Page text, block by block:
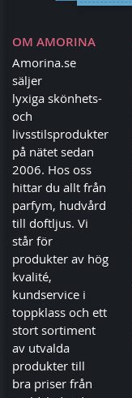
OM AMORINA
Amorina.se
säljer
lyxiga skönhets-
och
livsstilsprodukter
på nätet sedan
2006. Hos oss
hittar du allt från
parfym, hudvård
till doftljus. Vi
står för
produkter av hög
kvalité,
kundservice i
toppklass och ett
stort sortiment
av utvalda
produkter till
bra priser från